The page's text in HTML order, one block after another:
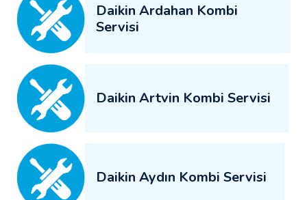
Daikin Ardahan Kombi
Servisi
Daikin Artvin Kombi Servisi
Daikin Aydın Kombi Servisi